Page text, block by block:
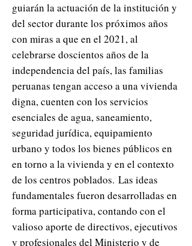
guiarán la actuación de la institución y
del sector durante los próximos años
con miras a que en el 2021, al
celebrarse doscientos años de la
independencia del país, las familias
peruanas tengan acceso a una vivienda
digna, cuenten con los servicios
esenciales de agua, saneamiento,
seguridad jurídica, equipamiento
urbano y todos los bienes públicos en
en torno a la vivienda y en el contexto
de los centros poblados. Las ideas
fundamentales fueron desarrolladas en
forma participativa, contando con el
valioso aporte de directivos, ejecutivos
y profesionales del Ministerio y de